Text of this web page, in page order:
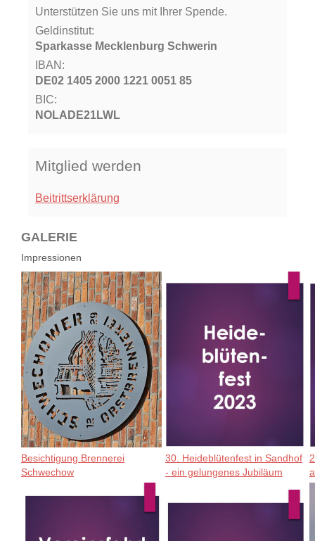
Unterstützen Sie uns mit Ihrer Spende.
Geldinstitut:
Sparkasse Mecklenburg Schwerin
IBAN:
DE02 1405 2000 1221 0051 85
BIC:
NOLADE21LWL
Mitglied werden
Beitrittserklärung
GALERIE
Impressionen
Besichtigung Brennerei
Schwechow
30. Heideblütenfest in Sandhof
- ein gelungenes Jubiläum